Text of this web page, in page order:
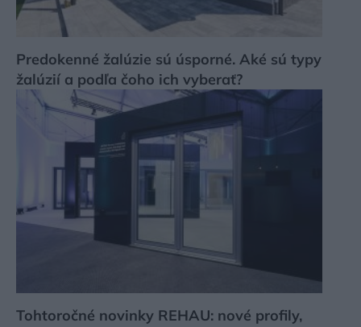
Predokenné žalúzie sú úsporné. Aké sú typy
žalúzií a podľa čoho ich vyberať?
Tohtoročné novinky REHAU: nové profily,